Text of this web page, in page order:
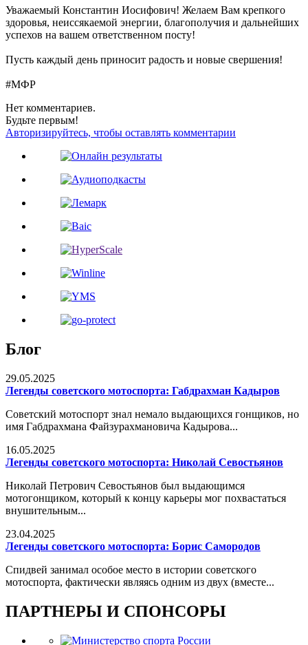
Уважаемый Константин Иосифович! Желаем Вам крепкого
здоровья, неиссякаемой энергии, благополучия и дальнейших
успехов на вашем ответственном посту!
Пусть каждый день приносит радость и новые свершения!
#МФР
Нет комментариев.
Будьте первым!
Авторизируйтесь, чтобы оставлять комментарии
Блог
29.05.2025
Легенды советского мотоспорта: Габдрахман Кадыров
Советский мотоспорт знал немало выдающихся гонщиков, но
имя Габдрахмана Файзурахмановича Кадырова...
16.05.2025
Легенды советского мотоспорта: Николай Севостьянов
Николай Петрович Севостьянов был выдающимся
мотогонщиком, который к концу карьеры мог похвастаться
внушительным...
23.04.2025
Легенды советского мотоспорта: Борис Самородов
Спидвей занимал особое место в истории советского
мотоспорта, фактически являясь одним из двух (вместе...
ПАРТНЕРЫ И СПОНСОРЫ